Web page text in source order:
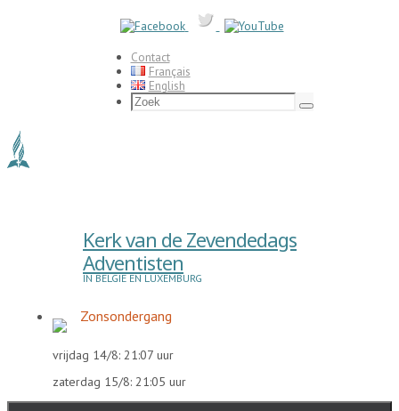
Contact
Français
English
Zoeken
naar:
Zoek
Kerk van de Zevendedags
Adventisten
IN BELGIË EN LUXEMBURG
Zonsondergang
vrijdag 14/8: 21:07 uur
zaterdag 15/8: 21:05 uur